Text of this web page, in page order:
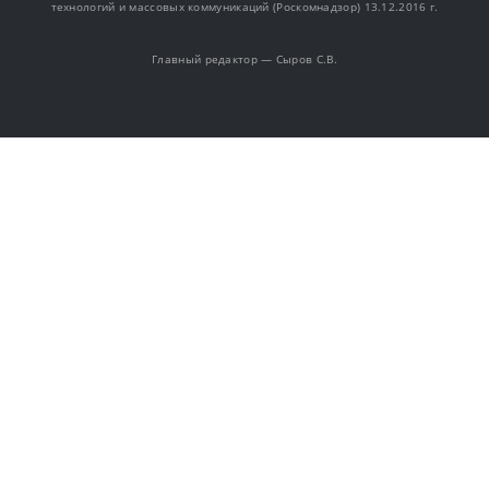
технологий и массовых коммуникаций (Роскомнадзор) 13.12.2016 г.
Главный редактор — Сыров С.В.